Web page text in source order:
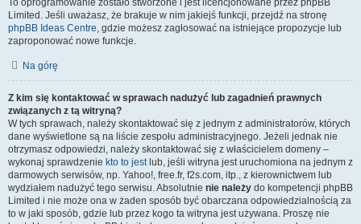
To oprogramowanie zostało stworzone i jest licencjonowane przez phpBB
Limited. Jeśli uważasz, że brakuje w nim jakiejś funkcji, przejdź na stronę
phpBB Ideas Centre, gdzie możesz zagłosować na istniejące propozycje lub
zaproponować nowe funkcje.
Na górę
Z kim się kontaktować w sprawach nadużyć lub zagadnień prawnych
związanych z tą witryną?
W tych sprawach, należy skontaktować się z jednym z administratorów, których
dane wyświetlone są na liście zespołu administracyjnego. Jeżeli jednak nie
otrzymasz odpowiedzi, należy skontaktować się z właścicielem domeny –
wykonaj sprawdzenie kto to jestlub, jeśli witryna jest uruchomiona na jednym z
darmowych serwisów, np. Yahoo!, free.fr, f2s.com, itp., z kierownictwem lub
wydziałem nadużyć tego serwisu. Absolutnie nie należy do kompetencji phpBB
Limited i nie może ona w żaden sposób być obarczana odpowiedzialnością za
to w jaki sposób, gdzie lub przez kogo ta witryna jest używana. Proszę nie